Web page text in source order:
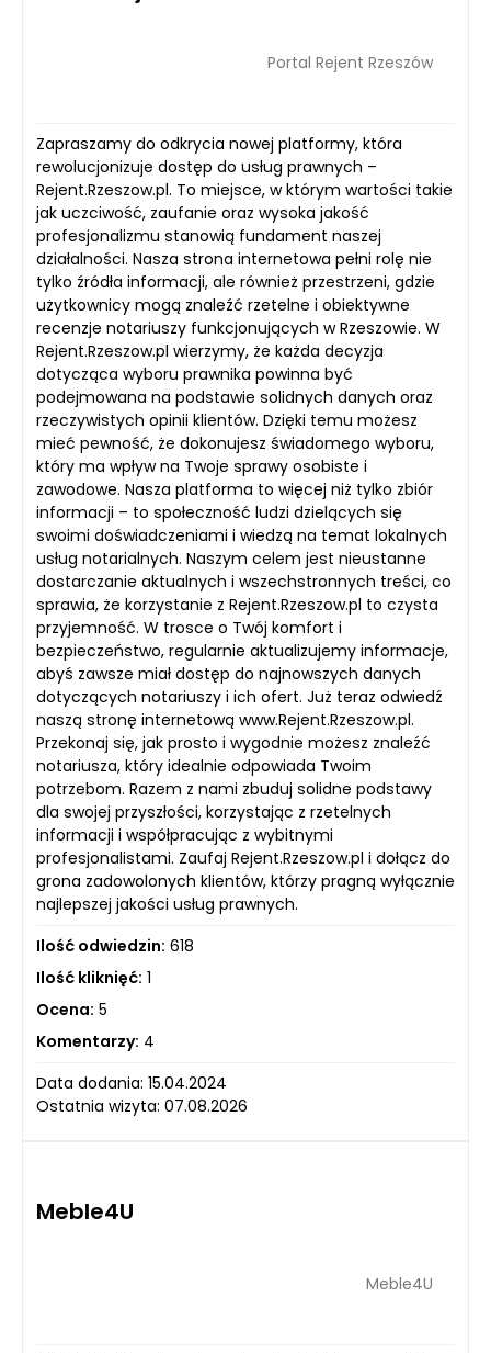
Portal Rejent Rzeszów
Zapraszamy do odkrycia nowej platformy, która
rewolucjonizuje dostęp do usług prawnych –
Rejent.Rzeszow.pl. To miejsce, w którym wartości takie
jak uczciwość, zaufanie oraz wysoka jakość
profesjonalizmu stanowią fundament naszej
działalności. Nasza strona internetowa pełni rolę nie
tylko źródła informacji, ale również przestrzeni, gdzie
użytkownicy mogą znaleźć rzetelne i obiektywne
recenzje notariuszy funkcjonujących w Rzeszowie. W
Rejent.Rzeszow.pl wierzymy, że każda decyzja
dotycząca wyboru prawnika powinna być
podejmowana na podstawie solidnych danych oraz
rzeczywistych opinii klientów. Dzięki temu możesz
mieć pewność, że dokonujesz świadomego wyboru,
który ma wpływ na Twoje sprawy osobiste i
zawodowe. Nasza platforma to więcej niż tylko zbiór
informacji – to społeczność ludzi dzielących się
swoimi doświadczeniami i wiedzą na temat lokalnych
usług notarialnych. Naszym celem jest nieustanne
dostarczanie aktualnych i wszechstronnych treści, co
sprawia, że korzystanie z Rejent.Rzeszow.pl to czysta
przyjemność. W trosce o Twój komfort i
bezpieczeństwo, regularnie aktualizujemy informacje,
abyś zawsze miał dostęp do najnowszych danych
dotyczących notariuszy i ich ofert. Już teraz odwiedź
naszą stronę internetową www.Rejent.Rzeszow.pl.
Przekonaj się, jak prosto i wygodnie możesz znaleźć
notariusza, który idealnie odpowiada Twoim
potrzebom. Razem z nami zbuduj solidne podstawy
dla swojej przyszłości, korzystając z rzetelnych
informacji i współpracując z wybitnymi
profesjonalistami. Zaufaj Rejent.Rzeszow.pl i dołącz do
grona zadowolonych klientów, którzy pragną wyłącznie
najlepszej jakości usług prawnych.
Ilość odwiedzin: 618
Ilość kliknięć: 1
Ocena: 5
Komentarzy: 4
Data dodania: 15.04.2024
Ostatnia wizyta: 07.08.2026
Meble4U
Meble4U